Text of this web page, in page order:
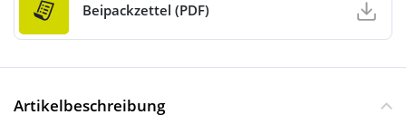
Beipackzettel (PDF)
Artikelbeschreibung